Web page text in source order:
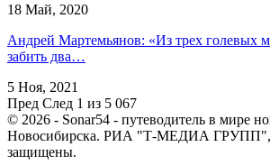
18 Май, 2020
Андрей Мартемьянов: «Из трех голевых
забить два…
5 Ноя, 2021
Пред След 1 из 5 067
© 2026 - Sonar54 - путеводитель в мире
Новосибирска. РИА "Т-МЕДИА ГРУПП",
защищены.